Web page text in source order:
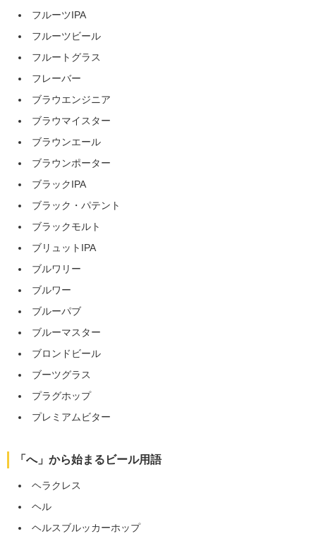
フルーツIPA
フルーツビール
フルートグラス
フレーバー
ブラウエンジニア
ブラウマイスター
ブラウンエール
ブラウンポーター
ブラックIPA
ブラック・パテント
ブラックモルト
ブリュットIPA
ブルワリー
ブルワー
ブルーパブ
ブルーマスター
ブロンドビール
ブーツグラス
プラグホップ
プレミアムビター
「へ」から始まるビール用語
ヘラクレス
ヘル
ヘルスブルッカーホップ